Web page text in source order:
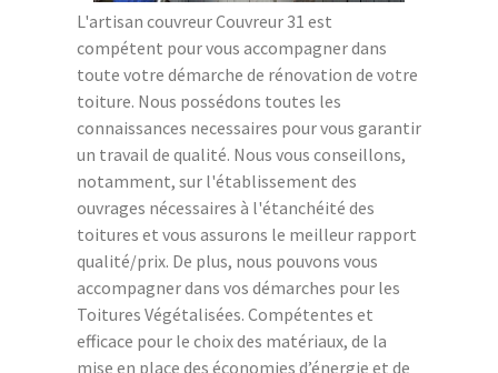
L'artisan couvreur Couvreur 31 est
compétent pour vous accompagner dans
toute votre démarche de rénovation de votre
toiture. Nous possédons toutes les
connaissances necessaires pour vous garantir
un travail de qualité. Nous vous conseillons,
notamment, sur l'établissement des
ouvrages nécessaires à l'étanchéité des
toitures et vous assurons le meilleur rapport
qualité/prix. De plus, nous pouvons vous
accompagner dans vos démarches pour les
Toitures Végétalisées. Compétentes et
efficace pour le choix des matériaux, de la
mise en place des économies d’énergie et de